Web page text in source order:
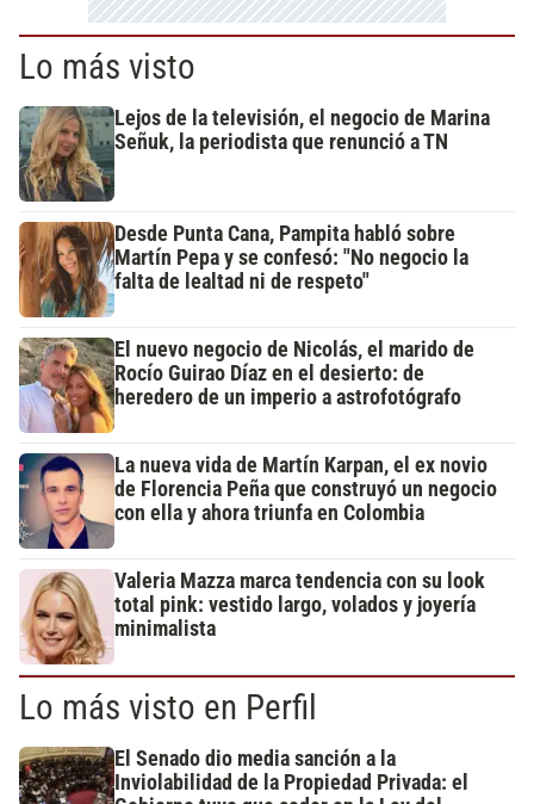
Lo más visto
Lejos de la televisión, el negocio de Marina
Señuk, la periodista que renunció a TN
Desde Punta Cana, Pampita habló sobre
Martín Pepa y se confesó: "No negocio la
falta de lealtad ni de respeto"
El nuevo negocio de Nicolás, el marido de
Rocío Guirao Díaz en el desierto: de
heredero de un imperio a astrofotógrafo
La nueva vida de Martín Karpan, el ex novio
de Florencia Peña que construyó un negocio
con ella y ahora triunfa en Colombia
Valeria Mazza marca tendencia con su look
total pink: vestido largo, volados y joyería
minimalista
Lo más visto en Perfil
El Senado dio media sanción a la
Inviolabilidad de la Propiedad Privada: el